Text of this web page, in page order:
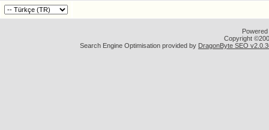
Copyright
Search Engine Optimisation provided by DragonByte SEO